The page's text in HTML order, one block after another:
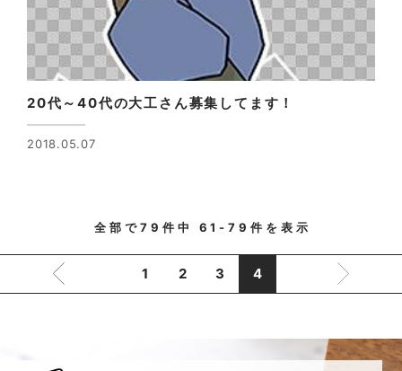
20代～40代の大工さん募集してます！
2018.05.07
全部で79 件中 61-79 件を表示
1 2 3 4